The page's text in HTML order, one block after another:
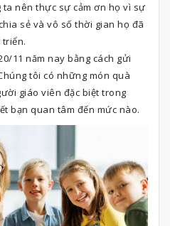
nên thực sự cảm ơn họ vì sự
sẻ và vô số thời gian họ đã
11 năm nay bằng cách gửi
tôi có những món quà
giáo viên đặc biệt trong
bạn quan tâm đến mức nào.